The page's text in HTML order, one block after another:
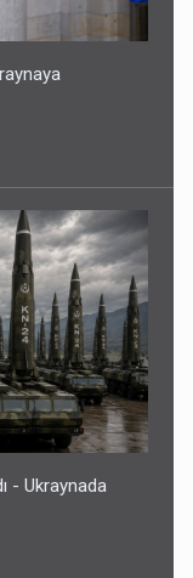
- Ukraynada